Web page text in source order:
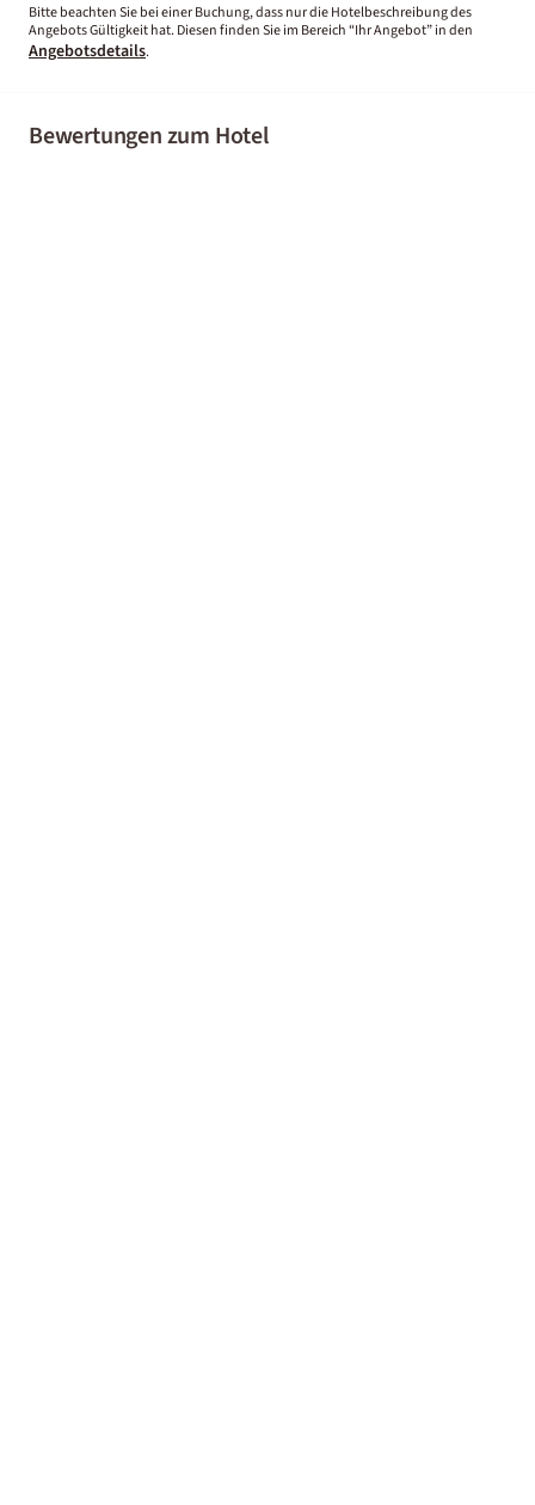
Bitte beachten Sie bei einer Buchung, dass nur die Hotelbeschreibung des
Angebots Gültigkeit hat. Diesen finden Sie im Bereich “Ihr Angebot” in den
Angebotsdetails.
Bewertungen zum Hotel